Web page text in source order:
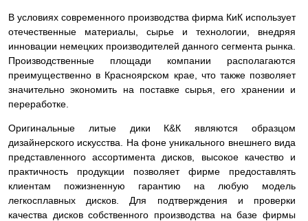
В условиях современного производства фирма КиК использует
отечественные материалы, сырье и технологии, внедряя
инновации немецких производителей данного сегмента рынка.
Производственные площади компании располагаются
преимущественно в Красноярском крае, что также позволяет
значительно экономить на поставке сырья, его хранении и
переработке.
Оригинальные литые дики К&К являются образцом
дизайнерского искусства. На фоне уникального внешнего вида
представленного ассортимента дисков, высокое качество и
практичность продукции позволяет фирме предоставлять
клиентам пожизненную гарантию на любую модель
легкосплавных дисков. Для подтверждения и проверки
качества дисков собственного производства на базе фирмы